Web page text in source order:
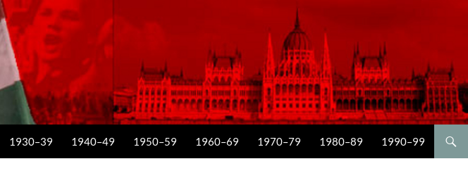
1930–39 1940–49 1950–59 1960–69 1970–79 1980–89 1990–99